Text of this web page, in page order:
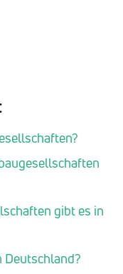
gibt es in
Deutschland?